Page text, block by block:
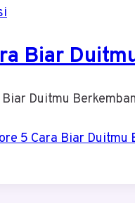
Biar
Biar Duitmu
5 Cara Biar Duitmu